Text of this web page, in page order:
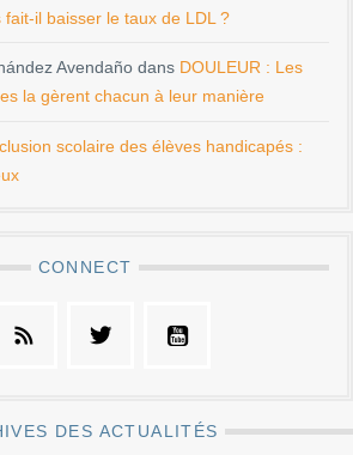
il baisser le taux de LDL ?
Avendaño dans DOULEUR : Les
la gèrent chacun à leur manière
scolaire des élèves handicapés :
CONNECT
DES ACTUALITÉS